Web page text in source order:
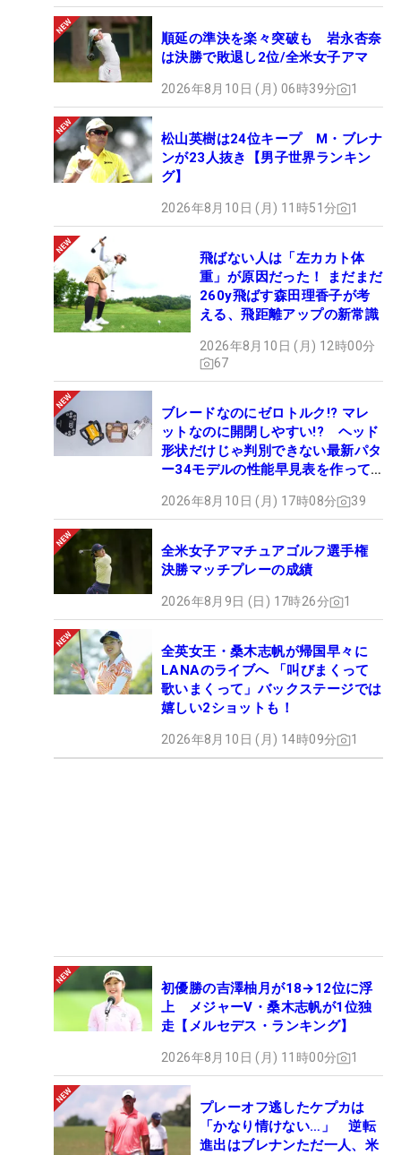
順延の準決を楽々突破も 岩永杏奈
は決勝で敗退し2位/全米女子アマ
2026年8月10日 (月) 06時39分 1
松山英樹は24位キープ M・ブレナ
ンが23人抜き【男子世界ランキン
グ】
2026年8月10日 (月) 11時51分 1
飛ばない人は「左カカト体
重」が原因だった！ まだまだ
260y飛ばす森田理香子が考
える、飛距離アップの新常識
2026年8月10日 (月) 12時00分
67
ブレードなのにゼロトルク!? マレ
ットなのに開閉しやすい!? ヘッド
形状だけじゃ判別できない最新パタ
ー34モデルの性能早見表を作って
2026年8月10日 (月) 17時08分 39
全米女子アマチュアゴルフ選手権
決勝マッチプレーの成績
2026年8月9日 (日) 17時26分 1
全英女王・桑木志帆が帰国早々に
LANAのライブへ 「叫びまくって
歌いまくって」バックステージでは
嬉しい2ショットも！
2026年8月10日 (月) 14時09分 1
初優勝の吉澤柚月が18→12位に浮
上 メジャーV・桑木志帆が1位独
走【メルセデス・ランキング】
2026年8月10日 (月) 11時00分 1
プレーオフ逃したケプカは
「かなり情けない…」 逆転
進出はブレナンただ一人、米